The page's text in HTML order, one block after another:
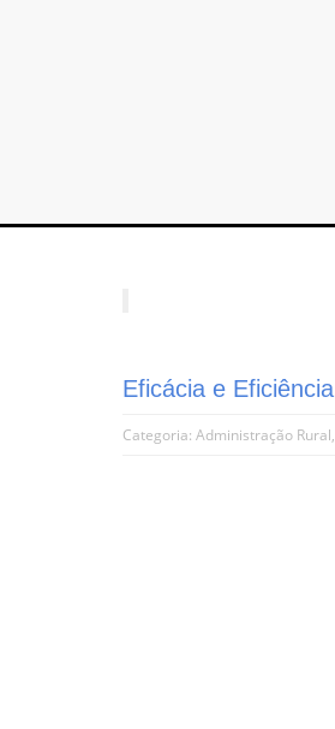
Eficácia e Eficiência
Categoria: Administração Rural,